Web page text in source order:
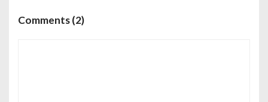
i
Comments (2)